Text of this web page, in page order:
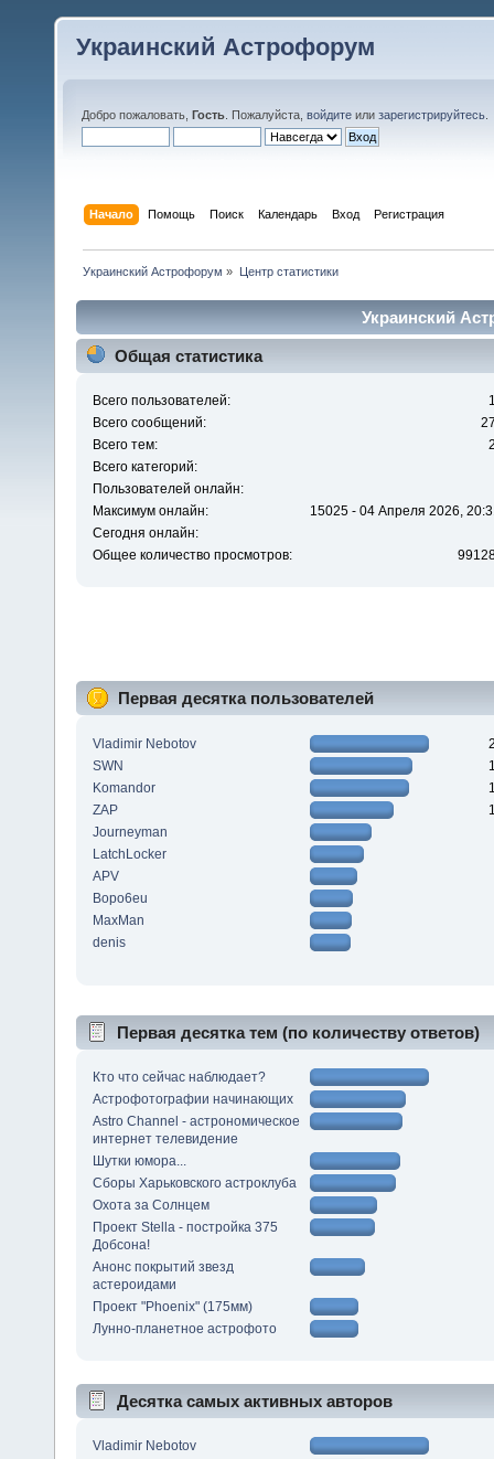
Украинский Астрофорум
Добро пожаловать, Гость . Пожалуйста, войдите или зарегистрируйтесь
Начало Помощь Поиск Календарь Вход Регистрация
Украинский Астрофорум » Центр статистики
Украинский
Общая статистика
Всего пользователей:
Всего сообщений:
Всего тем:
Всего категорий:
Пользователей онлайн:
Максимум онлайн:
15025 - 04 Апреля 2026,
Сегодня онлайн:
Общее количество просмотров:
Первая десятка пользователей
Vladimir Nebotov
SWN
Komandor
ZAP
Journeyman
LatchLocker
APV
Bopo6eu
MaxMan
denis
Первая десятка тем (по количеству ответов)
Кто что сейчас наблюдает?
Астрофотографии начинающих
Astro Channel - астрономическое
интернет телевидение
Шутки юмора...
Сборы Харьковского астроклуба
Охота за Солнцем
Проект Stella - постройка 375
Добсона!
Анонс покрытий звезд
астероидами
Проект "Phoenix" (175мм)
Лунно-планетное астрофото
Десятка самых активных авторов
Vladimir Nebotov